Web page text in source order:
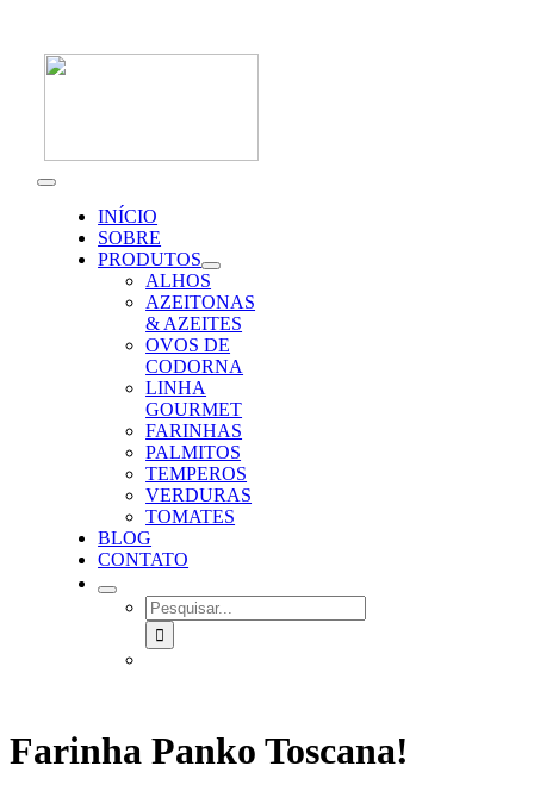
content
Toggle
NavigationINÍCIO
SOBRE
PRODUTOS
ALHOS
AZEITONAS
& AZEITES
OVOS DE
CODORNA
LINHA
GOURMET
FARINHAS
PALMITOS
TEMPEROS
VERDURAS
TOMATES
BLOG
CONTATO
SEARCH
FOR:
Farinha Panko Toscana!